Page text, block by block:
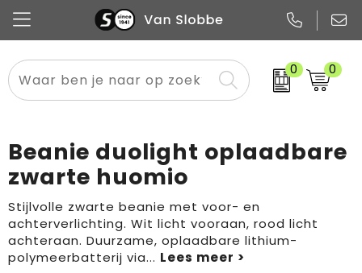
0 0
Alle categorieën
Snoep
Promo
Pennen
Notitieboekjes
Papier
Flessen
Glazen en karaffen
Merken
Meest gekozen
Sportkleding
Overig textiel
Boodschappen- en draagtassen
Sport & vrije tijd
Rugzakken
Beanie duolight oplaadbare
zwarte huomio
Stijlvolle zwarte beanie met voor- en
achterverlichting. Wit licht vooraan, rood licht
achteraan. Duurzame, oplaadbare lithium-
polymeerbatterij via...